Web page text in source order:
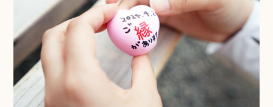
神前式とは